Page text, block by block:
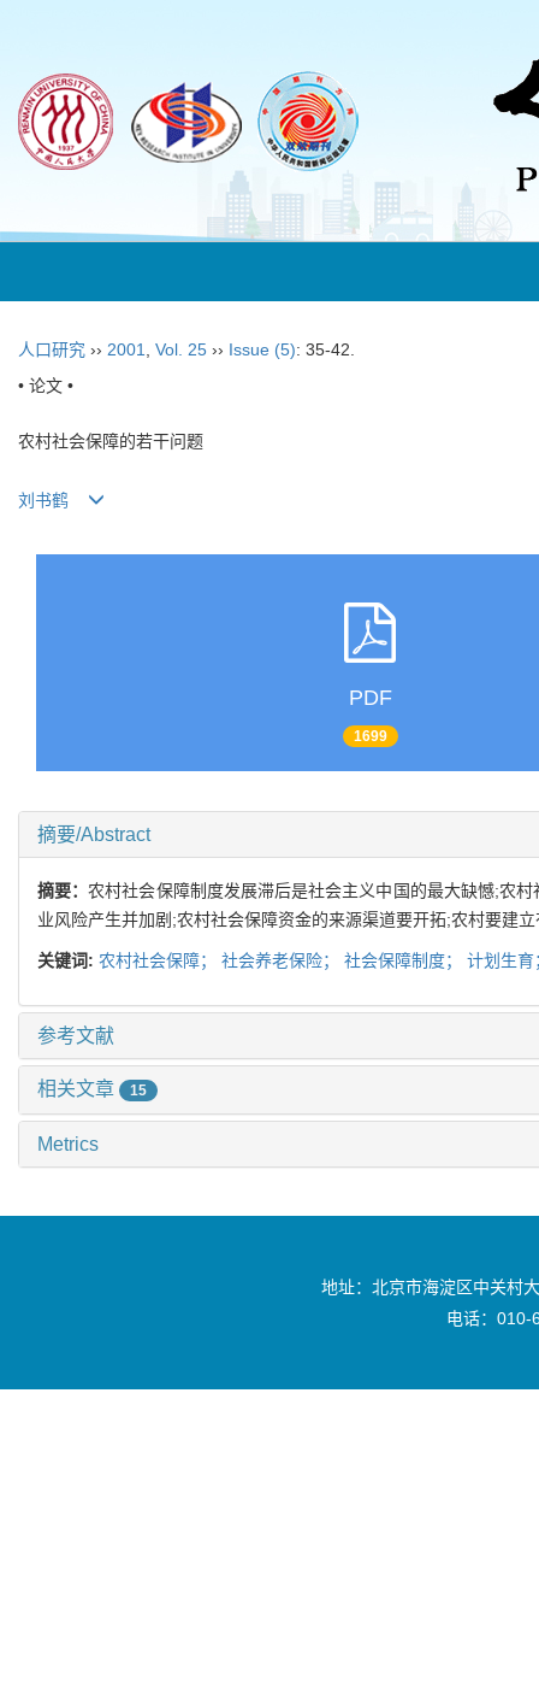
人口研究 ›› 2001 Vol. 25 ›› Issue (5): 35-42.
• 论文 •
农村社会保障的若干问题
刘书鹤
PDF
1699
摘要/Abstract
摘要：农村社会保障制度发展滞后是社会主义中国的最大缺憾;农
业风险产生并加剧;农村社会保障资金的来源渠道要开拓;农村要建
关键词: 农村社会保障； 社会养老保险； 社会保障制度； 计划生
参考文献
相关文章 15
Metrics
地址：北京市海淀区中关村
电话：